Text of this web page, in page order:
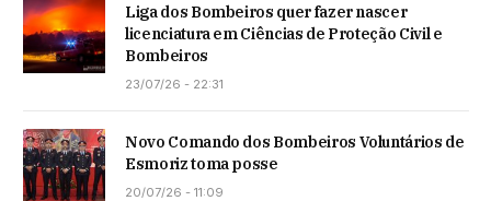
Liga dos Bombeiros quer fazer nascer
licenciatura em Ciências de Proteção Civil e
Bombeiros
23/07/26 - 22:31
Novo Comando dos Bombeiros Voluntários de
Esmoriz toma posse
20/07/26 - 11:09